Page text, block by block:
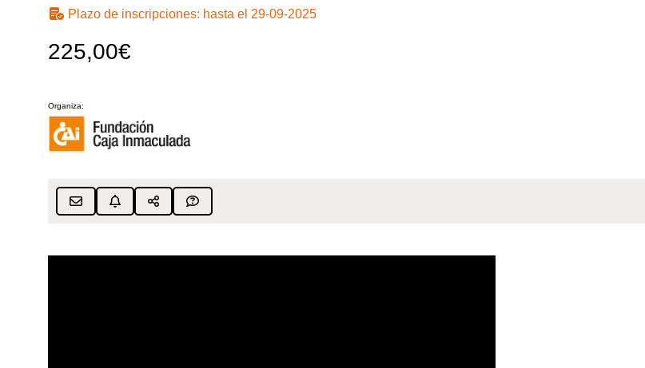
Plazo de inscripciones: hasta el 29-09-2025
225,00€
Organiza: